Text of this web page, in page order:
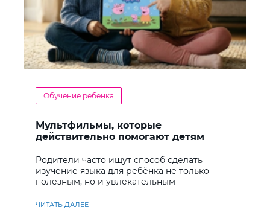
Обучение ребенка
Мультфильмы, которые
действительно помогают детям
Родители часто ищут способ сделать
изучение языка для ребёнка не только
полезным, но и увлекательным
ЧИТАТЬ ДАЛЕЕ